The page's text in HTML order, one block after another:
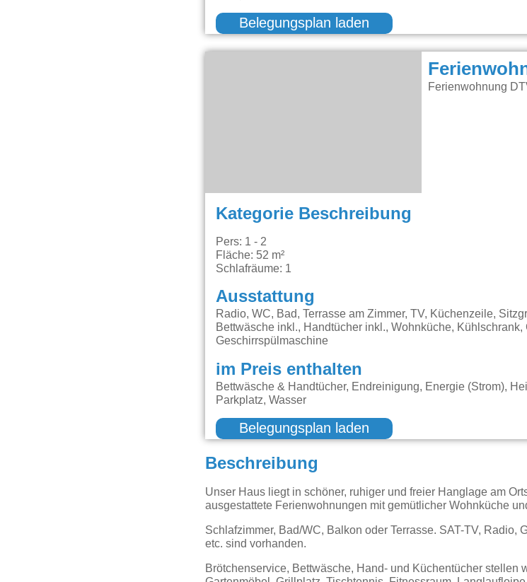
Belegungsplan laden
Ferienwohnung
Kategorie Beschreibung
Pers: 1 - 2
Fläche: 52 m²
Schlafräume: 1
Ausstattung
Radio, WC, Bad, Terrasse am Zimmer, TV, Küchenzeile,
Bettwäsche inkl., Handtücher inkl., Wohnküche, Kühlschrank,
Geschirrspülmaschine
im Preis enthalten
Bettwäsche & Handtücher, Endreinigung, Energie (Strom),
Parkplatz, Wasser
Belegungsplan laden
Beschreibung
Unser Haus liegt in schöner, ruhiger und freier Hanglage am
ausgestattete Ferienwohnungen mit gemütlicher Wohnküche
Schlafzimmer, Bad/WC, Balkon oder Terrasse. SAT-TV, Radio,
etc. sind vorhanden.
Brötchenservice, Bettwäsche, Hand- und Küchentücher stellen